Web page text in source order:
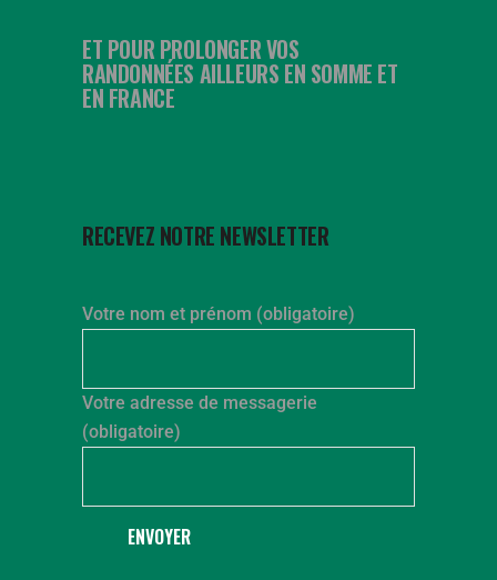
ET POUR PROLONGER VOS
RANDONNÉES AILLEURS EN SOMME ET
EN FRANCE
RECEVEZ NOTRE NEWSLETTER
Votre nom et prénom (obligatoire)
Votre adresse de messagerie
(obligatoire)
ENVOYER